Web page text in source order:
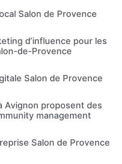
Salon de Provence
d’influence pour les
de-Provence
Salon de Provence
Avignon proposent des
management
Salon de Provence